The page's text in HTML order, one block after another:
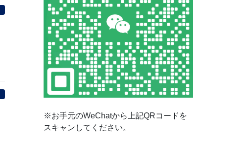
※お手元のWeChatから上記QRコードを
スキャンしてください。